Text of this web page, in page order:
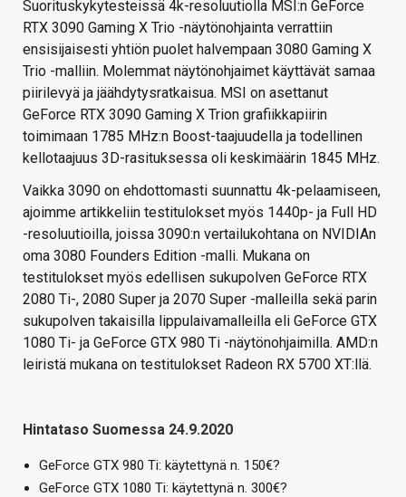
Suorituskykytesteissä 4k-resoluutiolla MSI:n GeForce
RTX 3090 Gaming X Trio -näytönohjainta verrattiin
ensisijaisesti yhtiön puolet halvempaan 3080 Gaming X
Trio -malliin. Molemmat näytönohjaimet käyttävät samaa
piirilevyä ja jäähdytysratkaisua. MSI on asettanut
GeForce RTX 3090 Gaming X Trion grafiikkapiirin
toimimaan 1785 MHz:n Boost-taajuudella ja todellinen
kellotaajuus 3D-rasituksessa oli keskimäärin 1845 MHz.
Vaikka 3090 on ehdottomasti suunnattu 4k-pelaamiseen,
ajoimme artikkeliin testitulokset myös 1440p- ja Full HD
-resoluutioilla, joissa 3090:n vertailukohtana on NVIDIAn
oma 3080 Founders Edition -malli. Mukana on
testitulokset myös edellisen sukupolven GeForce RTX
2080 Ti-, 2080 Super ja 2070 Super -malleilla sekä parin
sukupolven takaisilla lippulaivamalleilla eli GeForce GTX
1080 Ti- ja GeForce GTX 980 Ti -näytönohjaimilla. AMD:n
leiristä mukana on testitulokset Radeon RX 5700 XT:llä.
Hintataso Suomessa 24.9.2020
GeForce GTX 980 Ti: käytettynä n. 150€?
GeForce GTX 1080 Ti: käytettynä n. 300€?